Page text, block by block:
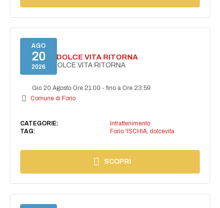
AGO
20
2026
FORIO LA DOLCE VITA RITORNA
FORIO LA DOLCE VITA RITORNA
Gio 20 Agosto Ore 21:00 -fino a Ore 23:59
Comune di Forio
CATEGORIE:
Intrattenimento
TAG:
Forio 'ISCHIA, dolcevita
SCOPRI